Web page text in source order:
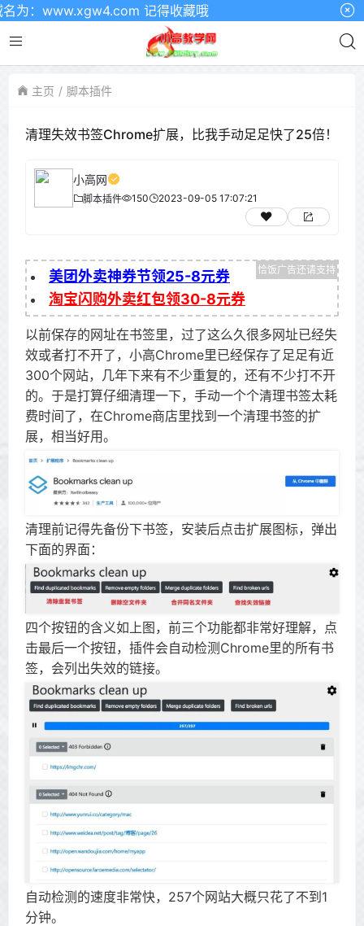
www.xgw4.com 记得收藏哦
主页 脚本插件
清理失效书签Chrome扩展，比我手动足足快了25倍！
小高网
脚本插件 150 2023-09-05 17:07:21
美团外卖神券节领25-8元券
淘宝闪购外卖红包领30-8元券
以前保存的网址在书签里，过了这么久很多网址已经失
效或者打不开了，小高Chrome里已经保存了足足有近
300个网站，几年下来有不少重复的，还有不少打不开
的。于是打算仔细清理一下，手动一个个清理书签太耗
费时间了，在Chrome商店里找到一个清理书签的扩
展，相当好用。
清理前记得先备份下书签，安装后点击扩展图标，弹出
下面的界面：
四个按钮的含义如上图，前三个功能都非常好理解，点
击最后一个按钮，插件会自动检测Chrome里的所有书
签，会列出失效的链接。
自动检测的速度非常快，257个网站大概只花了不到1
分钟。